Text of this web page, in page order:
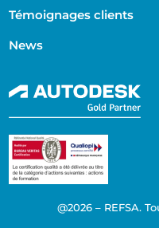
Témoignages clients
News
@2026 – REFSA.